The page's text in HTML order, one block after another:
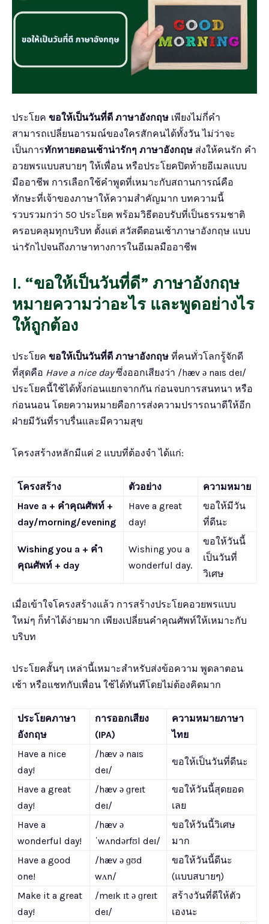
ประโยค ขอให้เป็นวันที่ดี ภาษาอังกฤษ เพียงไม่กี่คำ
สามารถเปลี่ยนอารมณ์ของใครสักคนได้ทั้งวัน ไม่ว่าจะ
เป็นการทักทายตอนเช้าน่ารักๆ ภาษาอังกฤษ ส่งให้คนรัก คำ
อวยพรแบบสบายๆ ให้เพื่อน หรือประโยคปิดท้ายอีเมลแบบ
มืออาชีพ การเลือกใช้คำพูดที่เหมาะกับสถานการณ์คือ
ทักษะที่เจ้าของภาษาให้ความสำคัญมาก บทความนี้
รวบรวมกว่า 50 ประโยค พร้อมวิธีตอบรับที่เป็นธรรมชาติ
ครอบคลุมทุกบริบท ตั้งแต่ สวัสดีตอนเช้าภาษาอังกฤษ แบบ
น่ารักไปจนถึงภาษาทางการในอีเมลมืออาชีพ
I. “ขอให้เป็นวันที่ดี” ภาษาอังกฤษ
หมายความว่าอะไร และพูดอย่างไร
ให้ถูกต้อง
ประโยค ขอให้เป็นวันที่ดี ภาษาอังกฤษ ที่คนทั่วโลกรู้จักดี
ที่สุดคือ Have a nice dayซึ่งออกเสียงว่า /hæv ə naɪs deɪ/
ประโยคนี้ใช้ได้ทั้งก่อนแยกจากกัน ก่อนจบการสนทนา หรือ
ก่อนนอน โดยความหมายคือการส่งความปรารถนาดีให้อีก
ฝ่ายมีวันที่ราบรื่นและมีความสุข
โครงสร้างหลักมีแค่ 2 แบบที่ต้องจำ ได้แก่:
โครงสร้าง ตัวอย่าง
ความหมาย
Have a + คำคุณศัพท์ +
day/morning/evening
Have a great
day!
ขอให้มีวัน
ที่ดีนะ
Wishing you a + คำ
คุณศัพท์ + day
Wishing you a
wonderful day.
ขอให้วันนี้
เป็นวันที่
วิเศษ
เมื่อเข้าใจโครงสร้างแล้ว การสร้างประโยคอวยพรแบบ
ใหม่ๆ ก็ทำได้ง่ายมาก เพียงเปลี่ยนคำคุณศัพท์ให้เหมาะกับ
บริบท
ประโยคสั้นๆ เหล่านี้เหมาะสำหรับส่งข้อความ พูดลาตอน
เช้า หรือแชทกับเพื่อน ใช้ได้ทันทีโดยไม่ต้องคิดมาก
ประโยคภาษา
อังกฤษ
การออกเสียง
(IPA)
ความหมายภาษา
ไทย
Have a nice
day!
/hæv ə naɪs
deɪ/
ขอให้เป็นวันที่ดีนะ
Have a great
day!
/hæv ə ɡreɪt
deɪ/
ขอให้วันนี้สุดยอด
เลย
Have a
wonderful day!
/hæv ə
ˈwʌndərfʊl deɪ/
ขอให้วันนี้วิเศษ
มาก
Have a good
one!
/hæv ə ɡʊd
wʌn/
ขอให้วันนี้ดีนะ
(แบบสบายๆ)
Make it a great
day!
/meɪk ɪt ə ɡreɪt
deɪ/
สร้างวันที่ดีให้ตัว
เองนะ